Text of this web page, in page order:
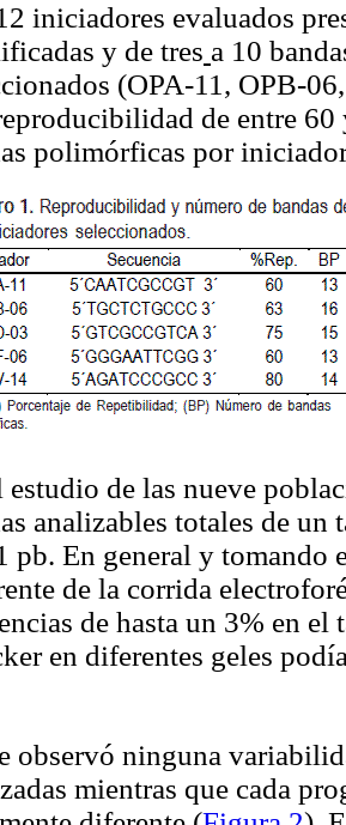
iniciadores evaluados
y de tres a 10
(OPA-11, OPB-
de entre
polimórficas por
estudio de las nueve
analizables totales de un
pb. En general y tomando
de la corrida
de hasta un 3% en el
en diferentes geles
observó ninguna
mientras que cada